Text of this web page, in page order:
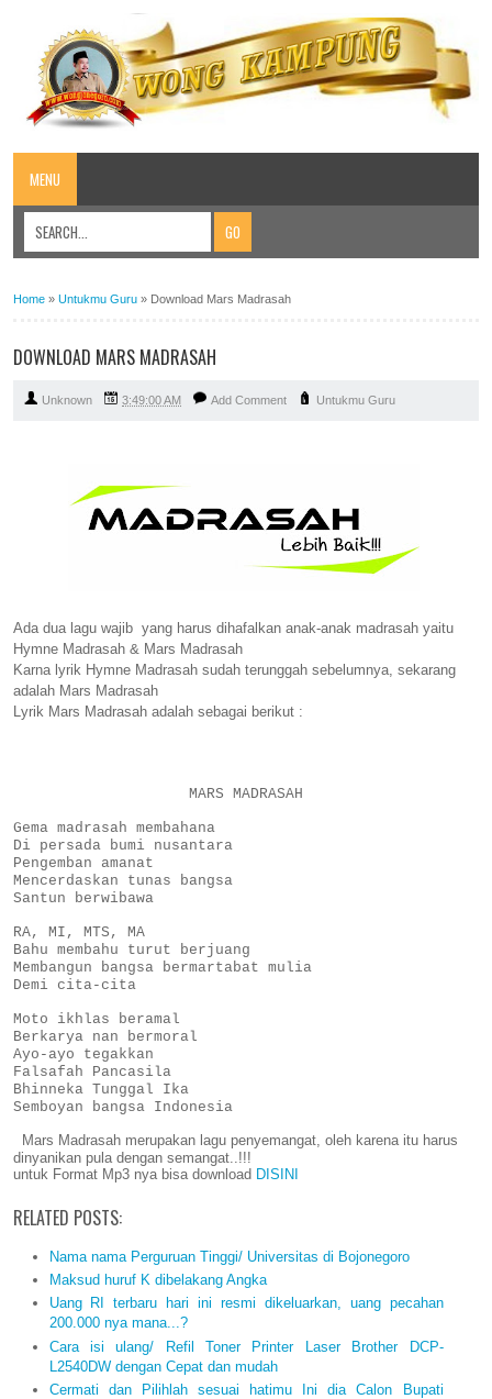
MENU
Home » Untukmu Guru » Download Mars Madrasah
DOWNLOAD MARS MADRASAH
Unknown 3:49:00 AM Add Comment Untukmu Guru
Ada dua lagu wajib yang harus dihafalkan anak-anak madrasah yaitu
Hymne Madrasah & Mars Madrasah
Karna lyrik Hymne Madrasah sudah terunggah sebelumnya, sekarang
adalah Mars Madrasah
Lyrik Mars Madrasah adalah sebagai berikut :
MARS MADRASAH
Gema madrasah membahana
Di persada bumi nusantara
Pengemban amanat
Mencerdaskan tunas bangsa
Santun berwibawa
RA, MI, MTS, MA
Bahu membahu turut berjuang
Membangun bangsa bermartabat mulia
Demi cita-cita
Moto ikhlas beramal
Berkarya nan bermoral
Ayo-ayo tegakkan
Falsafah Pancasila
Bhinneka Tunggal Ika
Semboyan bangsa Indonesia
Mars Madrasah merupakan lagu penyemangat, oleh karena itu harus
dinyanikan pula dengan semangat..!!!
untuk Format Mp3 nya bisa download DISINI
RELATED POSTS:
Nama nama Perguruan Tinggi/ Universitas di Bojonegoro
Maksud huruf K dibelakang Angka
Uang RI terbaru hari ini resmi dikeluarkan, uang pecahan
200.000 nya mana...?
Cara isi ulang/ Refil Toner Printer Laser Brother DCP-
L2540DW dengan Cepat dan mudah
Cermati dan Pilihlah sesuai hatimu Ini dia Calon Bupati